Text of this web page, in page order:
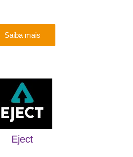
Saiba mais
Eject